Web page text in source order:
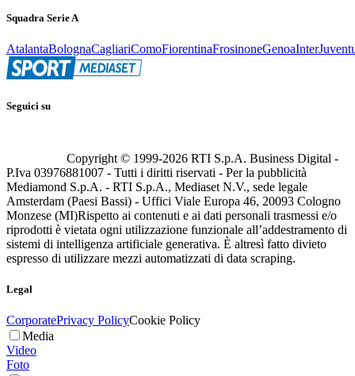
Squadra Serie A
AtalantaBolognaCagliariComoFiorentinaFrosinoneGenoaInter
Seguici su
Copyright © 1999-2026 RTI S.p.A. Business Digital -
P.Iva 03976881007 - Tutti i diritti riservati - Per la pubblicità
Mediamond S.p.A. - RTI S.p.A., Mediaset N.V., sede legale
Amsterdam (Paesi Bassi) - Uffici Viale Europa 46, 20093 Cologno
Monzese (MI)Rispetto ai contenuti e ai dati personali trasmessi e/o
riprodotti è vietata ogni utilizzazione funzionale all’addestramento di
sistemi di intelligenza artificiale generativa. È altresì fatto divieto
espresso di utilizzare mezzi automatizzati di data scraping.
Legal
CorporatePrivacy PolicyCookie Policy
Media
Video
Foto